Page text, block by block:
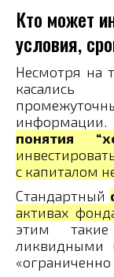
Кто может
условия,
Несмотря на
понятия
с капиталом
Стандартный
активах
этим
ликвидными